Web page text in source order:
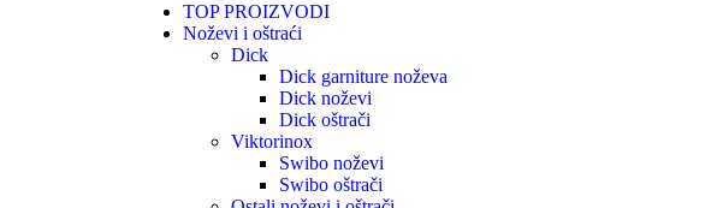
TOP PROIZVODI
Noževi i oštraći
Dick
Dick garniture noževa
Dick noževi
Dick oštrači
Viktorinox
Swibo noževi
Swibo oštrači